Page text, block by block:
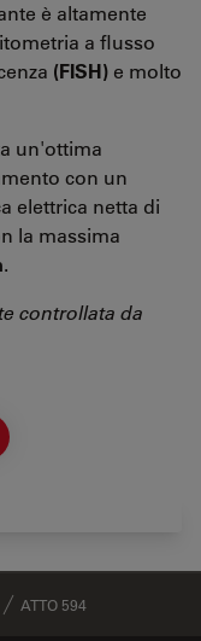
è altamente
a flusso
(FISH) e molto
un'ottima
con un
elettrica netta di
la massima
.
controllata da
ATTO 594